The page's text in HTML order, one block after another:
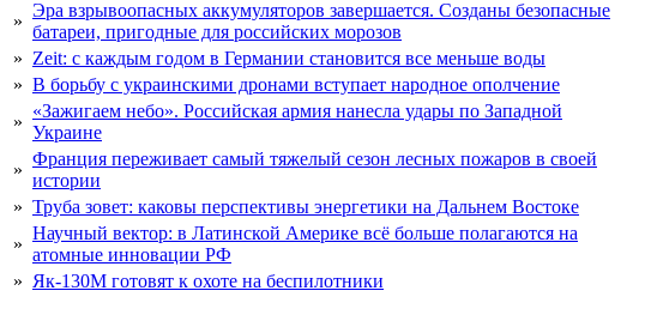
»
Эра взрывоопасных аккумуляторов завершается. Созданы безопасные
батареи, пригодные для российских морозов
» Zeit: с каждым годом в Германии становится все меньше воды
» В борьбу с украинскими дронами вступает народное ополчение
»
«Зажигаем небо». Российская армия нанесла удары по Западной
Украине
»
Франция переживает самый тяжелый сезон лесных пожаров в своей
истории
» Труба зовет: каковы перспективы энергетики на Дальнем Востоке
»
Научный вектор: в Латинской Америке всё больше полагаются на
атомные инновации РФ
» Як-130М готовят к охоте на беспилотники